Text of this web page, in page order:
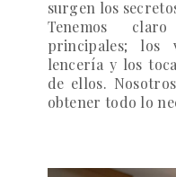
surgen los
Tenemos
principales; los
lencería y los
de ellos.
obtener todo lo